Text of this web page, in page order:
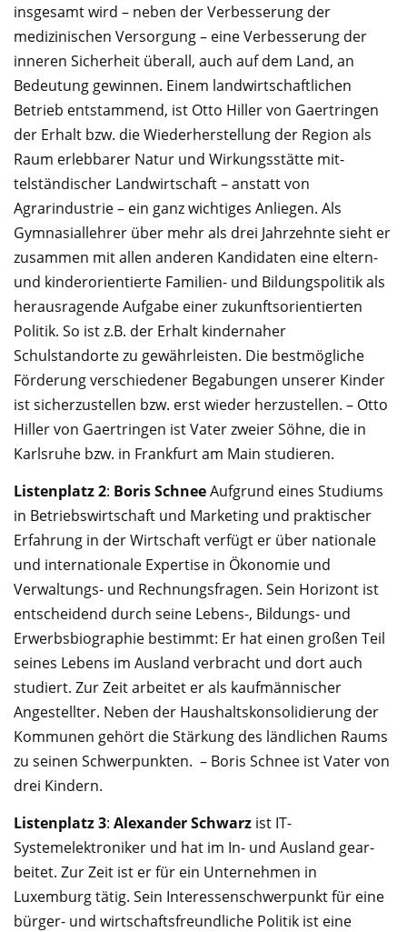
insgesamt wird – neben der Verbesserung der
medizini­schen Versorgung – eine Verbesserung der
inneren Sicherheit über­all, auch auf dem Land, an
Bedeutung gewinnen. Einem landwirtschaftlichen
Betrieb ent­stammend, ist Otto Hiller von Gaertringen
der Erhalt bzw. die Wiederherstellung der Re­gion als
Raum erlebbarer Natur und Wirkungsstätte mit­
telständischer Landwirtschaft – an­statt von
Agrarindustrie – ein ganz wichtiges Anliegen. Als
Gymnasiallehrer über mehr als drei Jahrzehnte sieht er
zusammen mit allen anderen Kandidaten eine eltern-
und kinderori­entierte Familien- und Bildungspolitik als
herausragende Aufgabe einer zukunftsorientierten
Politik. So ist z.B. der Erhalt kindernaher
Schulstandorte zu gewährlei­sten. Die bestmögliche
Förderung verschiedener Begabungen unserer Kinder
ist sicherzu­stellen bzw. erst wieder herzustellen. – Otto
Hiller von Gaertringen ist Vater zweier Söhne, die in
Karlsruhe bzw. in Frankfurt am Main studieren.
Listenplatz 2: Boris SchneeAufgrund eines Studiums
in Be­triebswirtschaft und Marketing und praktischer
Erfahrung in der Wirtschaft verfügt er über nationale
und internationale Expertise in Ökonomie und
Verwaltungs- und Rechnungsfragen. Sein Horizont ist
entschei­dend durch seine Lebens-, Bildungs- und
Erwerbsbiographie bestimmt: Er hat einen großen Teil
seines Lebens im Ausland verbracht und dort auch
studiert. Zur Zeit arbei­tet er als kauf­männischer
Angestellter. Neben der Haushaltskonsolidierung der
Kommunen gehört die Stärkung des ländlichen Raums
zu seinen Schwerpunkten. – Boris Schnee ist Vater von
drei Kin­dern.
Listenplatz 3: Alexander Schwarz ist IT-
Systemelektroniker und hat im In- und Ausland gear­
beitet. Zur Zeit ist er für ein Unternehmen in
Luxemburg tätig. Sein Interessenschwer­punkt für eine
bürger- und wirtschaftsfreundliche Politik ist eine